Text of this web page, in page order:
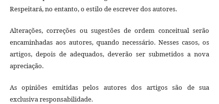
Respeitará, no entanto, o estilo de escrever dos autores.
Alterações, correções ou sugestões de ordem conceitual serão
encaminhadas aos autores, quando necessário. Nesses casos, os
artigos, depois de adequados, deverão ser submetidos a nova
apreciação.
As opiniões emitidas pelos autores dos artigos são de sua
exclusiva responsabilidade.